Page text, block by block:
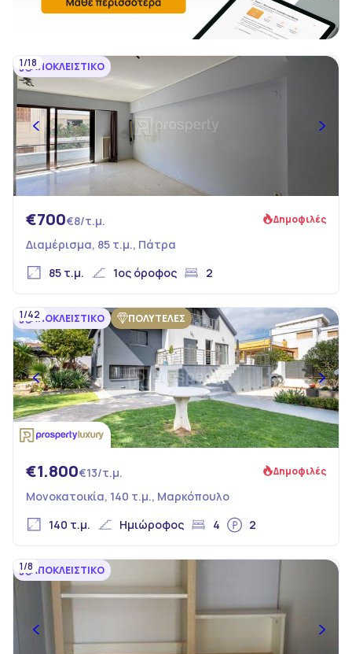
ΑΠΟΚΛΕΙΣΤΙΚΟ
1/18
€700€8/τ.μ. Δημοφιλές
Διαμέρισμα, 85 τ.μ., Πάτρα
85 τ.μ.
1ος όροφος 2
ΑΠΟΚΛΕΙΣΤΙΚΟ ΠΟΛΥΤΕΛΕΣ
1/42
€1.800€13/τ.μ. Δημοφιλές
Μονοκατοικία, 140 τ.μ., Μαρκόπουλο
140 τ.μ.
Ημιώροφος 4 2
ΑΠΟΚΛΕΙΣΤΙΚΟ
1/8